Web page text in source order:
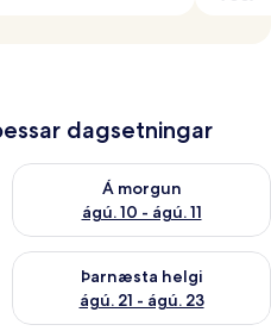
dagsetningar
10
Á morgun
ágú. 10 - ágú. 11
Athuga framboð á morgun
14 - ágú. 16
Þarnæsta helgi
ágú. 21 - ágú. 23
Athuga framboð þarnæstu